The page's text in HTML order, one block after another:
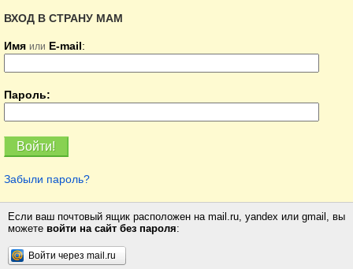
ВХОД В СТРАНУ МАМ
Имя или E-mail:
Пароль:
Забыли пароль?
Если ваш почтовый ящик расположен на mail.ru, yandex или gmail, вы
можете войти на сайт без пароля:
Войти через mail.ru